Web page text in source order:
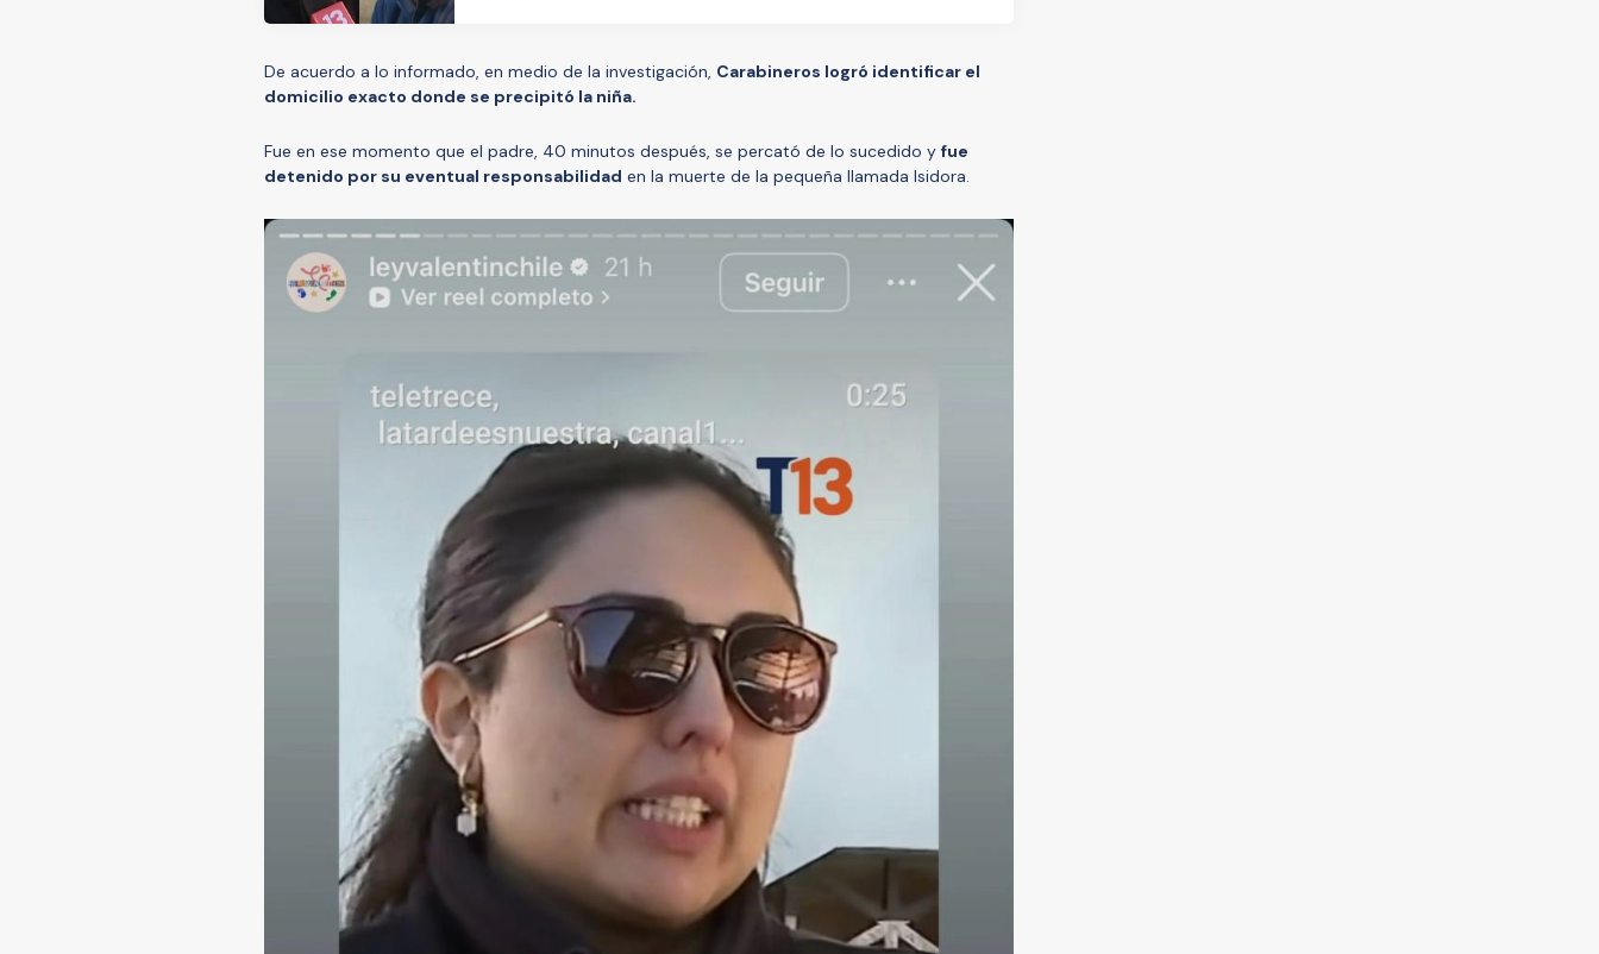
De acuerdo a lo informado, en medio de la investigación, Carabineros logró identificar el
domicilio exacto donde se precipitó la niña.
Fue en ese momento que el padre, 40 minutos después, se percató de lo sucedido y fue
detenido por su eventual responsabilidad en la muerte de la pequeña llamada Isidora.